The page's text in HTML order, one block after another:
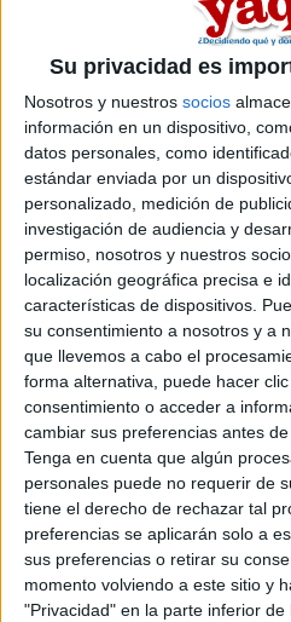
Su privacidad es
Nosotros y nuestros socios
información en un dispositivo,
datos personales, como
estándar enviada por un
personalizado, medición de
investigación de audiencia y
permiso, nosotros y nuestros
localización geográfica precisa e
características de dispositivos.
su consentimiento a nosotros y a
que llevemos a cabo el
forma alternativa, puede hacer
consentimiento o acceder a
cambiar sus preferencias antes
Tenga en cuenta que algún
personales puede no requerir de
tiene el derecho de rechazar tal
preferencias se aplicarán solo a
sus preferencias o retirar su
momento volviendo a este sitio y
"Privacidad" en la parte inferior de
Universidad Carlos III: Si te
apartado internacional, esta es
grados relacionados con la
excepcionales, tienen mucho
estudios jóvenes y en el ámbito
buena fama, como ya he dicho.
en habla inglesa, que hablando
es lo mejor a la hora de
Universidad Complutense: En
política, este es tu sitio. Su plan
mayormente en un ámbito
referencias hacia la economía.
profesores desmotivados, grado
unicamente, falta de planes de
idiomas y unas instalaciones un
sus planes Erasmus y Munde
prestigio internacional. Aún
universidad a pesar de que este
buen batacazo en cuanto a las
que la elegían como primera
Universidad Autónoma: Si te
y el voluntariado, la Autónoma
estudios se focaliza más en el